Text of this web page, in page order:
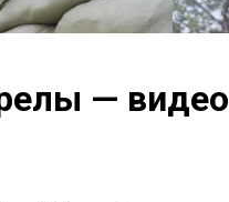
— видео